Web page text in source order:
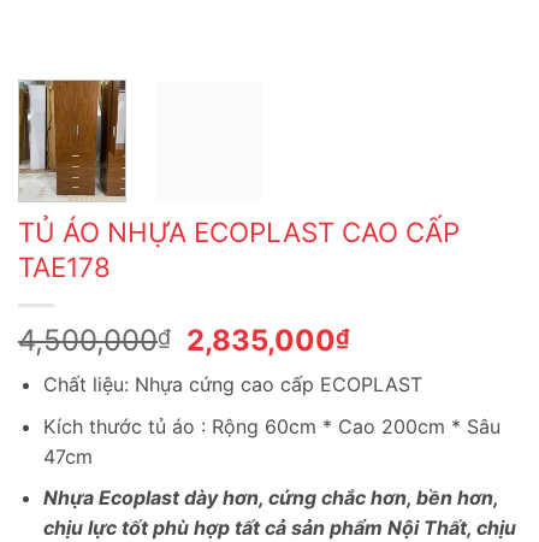
TỦ ÁO NHỰA ECOPLAST CAO CẤP
TAE178
4,500,000₫
Giá
gốc
là:
4,500,000₫.
2,835,000₫Giá
hiện
tại
là:
Chất liệu: Nhựa cứng cao cấp ECOPLAST
Kích thước tủ áo : Rộng 60cm * Cao 200cm * Sâu
47cm
Nhựa Ecoplast dày hơn, cứng chắc hơn, bền hơn,
chịu lực tốt phù hợp tất cả sản phẩm Nội Thất, chịu